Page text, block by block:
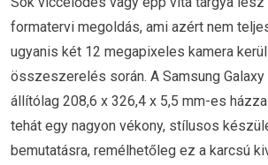
formatervi megoldás, ami azért nem
ugyanis két 12 megapixeles kamera
összeszerelés során. A Samsung Galaxy
állítólag 208,6 x 326,4 x 5,5 mm-es
tehát egy nagyon vékony, stílusos
bemutatásra, remélhetőleg ez a karcsú